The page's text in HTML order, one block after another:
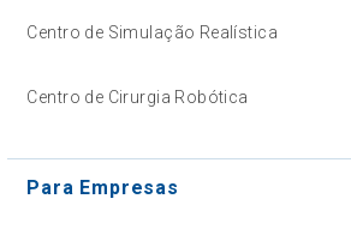
Centro de Simulação Realística
Centro de Cirurgia Robótica
Para Empresas